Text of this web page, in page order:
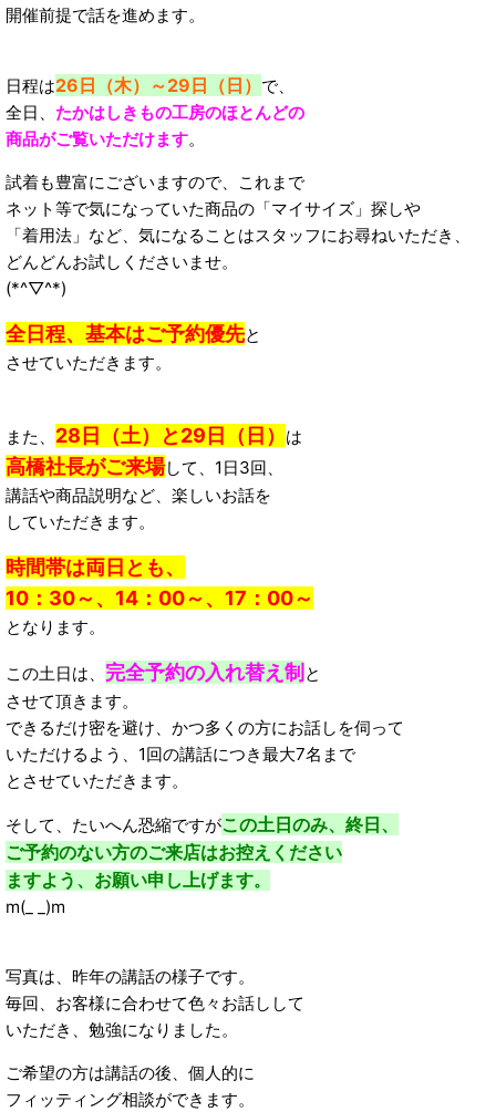
開催前提で話を進めます。
日程は26日（木）～29日（日） で、
全日、 たかはしきもの工房のほとんどの
商品がご覧いただけます。
試着も豊富にございますので、これまで
ネット等で気になっていた商品の「マイサイズ」探しや
「着用法」など、気になることはスタッフにお尋ねいただき、
どんどんお試しくださいませ。
(*^▽^*)
全日程、基本はご予約優先と
させていただきます。
また、 28日（土）と29日（日） は
高橋社長がご来場して、1日3回、
講話や商品説明など、楽しいお話を
していただきます。
時間帯は両日とも、
10：30～、14：00～、17：00～
となります。
この土日は、 完全予約の入れ替え制 と
させて頂きます。
できるだけ密を避け、かつ多くの方にお話しを伺って
いただけるよう、1回の講話につき最大7名まで
とさせていただきます。
そして、たいへん恐縮ですがこの土日のみ、終日、
ご予約のない方のご来店はお控えください
ますよう、お願い申し上げます。
m(_ _)m
写真は、昨年の講話の様子です。
毎回、お客様に合わせて色々お話しして
いただき、勉強になりました。
ご希望の方は講話の後、個人的に
フィッティング相談ができます。